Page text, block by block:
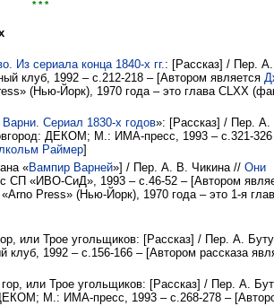
* * *
Из сериала конца 1840-х гг.: [Рассказ] / Пер.
клуб, 1992 – с.212-218 – [Автором является
(Нью-Йорк), 1970 года – это глава CLXX
Сериал 1830-х годов»: [Рассказ] / Пер. А.
ДЕКОМ; М.: ИМА-пресс, 1993 – с.321-326
Раймер]
«Вампир Варней»] / Пер. А. В. Чикина // Они
СП «ИВО-СиД», 1993 – с.46-52 – [Автором
Press» (Нью-Йорк), 1970 года – это 1-я
или Трое угольщиков: [Рассказ] / Пер. А.
клуб, 1992 – с.156-166 – [Автором рассказа
или Трое угольщиков: [Рассказ] / Пер. А.
М.: ИМА-пресс, 1993 – с.268-278 –